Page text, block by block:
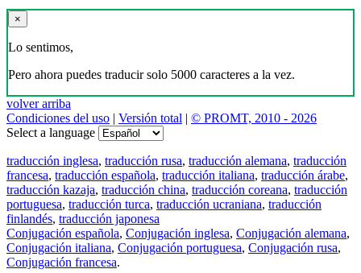
×
Lo sentimos,
Pero ahora puedes traducir solo 5000 caracteres a la vez.
volver arriba
Condiciones del uso | Versión total | © PROMT, 2010 - 2026
Select a language
traducción inglesa, traducción rusa, traducción alemana, traducción
francesa, traducción española, traducción italiana, traducción árabe,
traducción kazaja, traducción china, traducción coreana, traducción
portuguesa, traducción turca, traducción ucraniana, traducción
finlandés, traducción japonesa
Conjugación española, Conjugación inglesa, Conjugación alemana,
Conjugación italiana, Conjugación portuguesa, Conjugación rusa,
Conjugación francesa.